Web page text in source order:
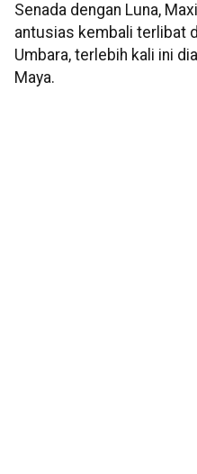
Senada dengan Luna,
antusias kembali terlibat
Umbara, terlebih kali ini
Maya.